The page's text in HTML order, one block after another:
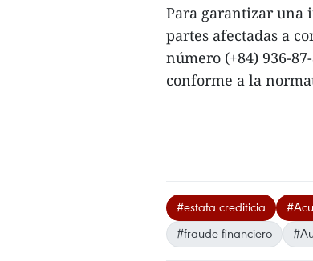
Para garantizar una
partes afectadas a
número (+84) 936-
conforme a la
#estafa crediticia
#fraude financiero